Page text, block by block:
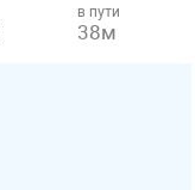
в пути
38м